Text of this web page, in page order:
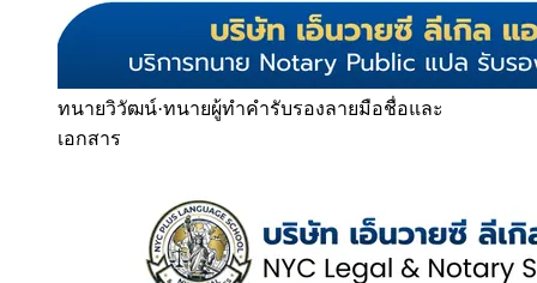
ทนายวิวัฒน์·ทนายผู้ทำคำรับรองลายมือชื่อและ
เอกสาร